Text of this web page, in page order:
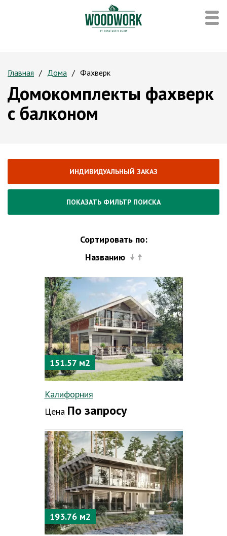
Главная Дома Фахверк
Домокомплекты фахверк
с балконом
ИНДИВИДУАЛЬНЫЙ ЗАКАЗ
ПОКАЗАТЬ ФИЛЬТР ПОИСКА
Сортировать по:
Названию
151.57 м2
Калифорния
Цена По запросу
193.76 м2